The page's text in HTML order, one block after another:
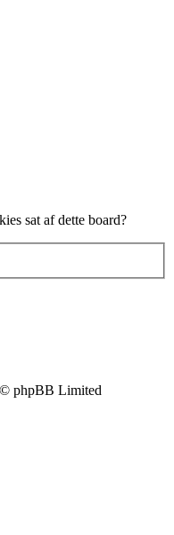
sat af dette board?
phpBB Limited